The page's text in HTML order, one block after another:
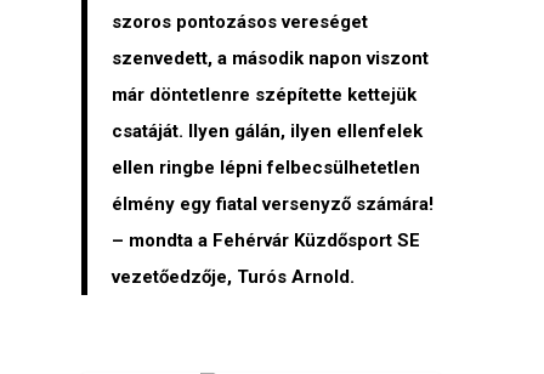
szoros pontozásos vereséget
szenvedett, a második napon viszont
már döntetlenre szépítette kettejük
csatáját. Ilyen gálán, ilyen ellenfelek
ellen ringbe lépni felbecsülhetetlen
élmény egy fiatal versenyző számára!
– mondta a Fehérvár Küzdősport SE
vezetőedzője, Turós Arnold.